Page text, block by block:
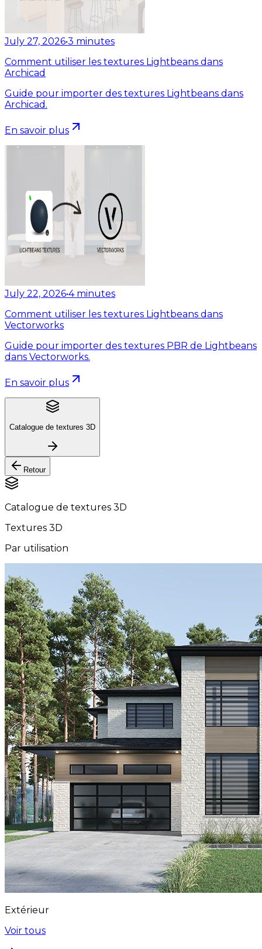
July 27, 2026•3 minutes
Comment utiliser les textures Lightbeans dans
Archicad
Guide pour importer des textures Lightbeans dans
Archicad.
En savoir plus
July 22, 2026•4 minutes
Comment utiliser les textures Lightbeans dans
Vectorworks
Guide pour importer des textures PBR de Lightbeans
dans Vectorworks.
En savoir plus
Catalogue de textures 3D
Retour
Catalogue de textures 3D
Textures 3D
Par utilisation
Extérieur
Voir tous